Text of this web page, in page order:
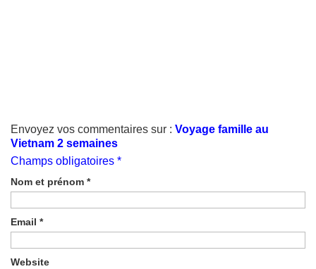
Envoyez vos commentaires sur : Voyage famille au
Vietnam 2 semaines
Champs obligatoires *
Nom et prénom *
Email *
Website